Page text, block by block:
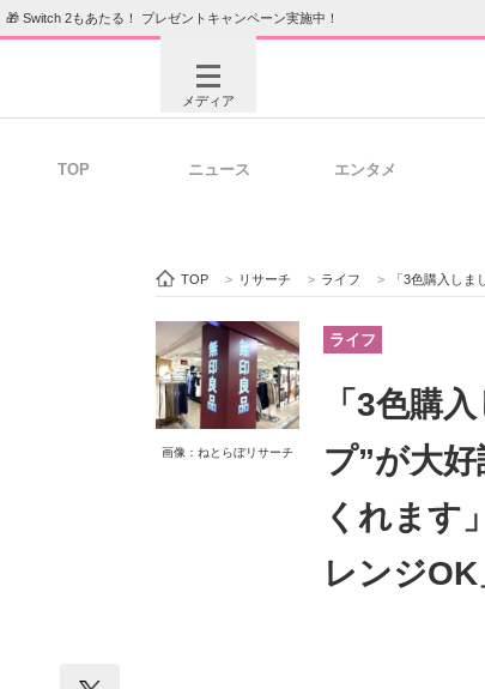
🎁 Switch 2もあたる！ プレゼントキャンペーン実施中！
メディア
ビジネスと働き方のヒント
ITエンジニア向け専門サイト
TOP ニュース エンタメ
TOP > リサーチ > ライフ > 「3色購入しました
画像：ねとらぼリサーチ
ライフ
「3色購
プ”が大
くれます
レンジOK